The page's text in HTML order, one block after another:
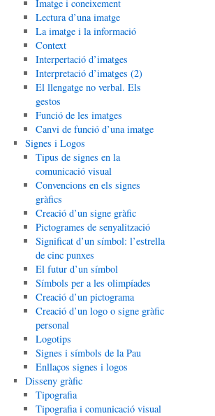
Imatge i coneixement
Lectura d’una imatge
La imatge i la informació
Context
Interpertació d’imatges
Interpretació d’imatges (2)
El llengatge no verbal. Els
gestos
Funció de les imatges
Canvi de funció d’una imatge
Signes i Logos
Tipus de signes en la
comunicació visual
Convencions en els signes
gràfics
Creació d’un signe gràfic
Pictogrames de senyalització
Significat d’un símbol: l’estrella
de cinc punxes
El futur d’un símbol
Símbols per a les olimpíades
Creació d’un pictograma
Creació d’un logo o signe gràfic
personal
Logotips
Signes i símbols de la Pau
Enllaços signes i logos
Disseny gràfic
Tipografia
Tipografia i comunicació visual